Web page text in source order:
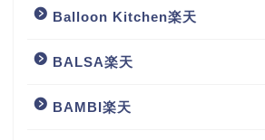
Balloon Kitchen楽天
BALSA楽天
BAMBI楽天